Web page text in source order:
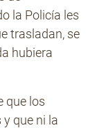
la Policía les
trasladan, se
hubiera
que los
que ni la